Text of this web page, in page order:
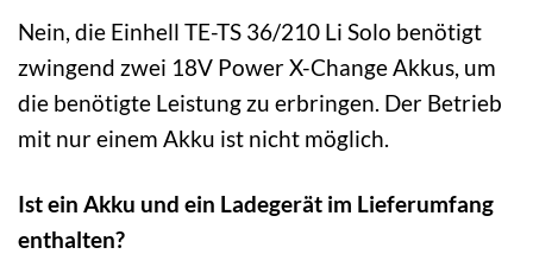
Nein, die Einhell TE-TS 36/210 Li Solo benötigt
zwingend zwei 18V Power X-Change Akkus, um
die benötigte Leistung zu erbringen. Der Betrieb
mit nur einem Akku ist nicht möglich.
Ist ein Akku und ein Ladegerät im Lieferumfang
enthalten?